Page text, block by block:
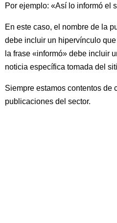
Por ejemplo: «Así lo informó el
En este caso, el nombre de la
debe incluir un hipervínculo
la frase «informó» debe incluir
noticia específica tomada del
Siempre estamos contentos de
publicaciones del sector.